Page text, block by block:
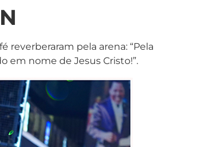
reverberaram pela arena: “Pela
em nome de Jesus Cristo!”.